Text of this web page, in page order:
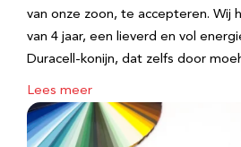
van onze zoon, te accepteren. Wij
van 4 jaar, een lieverd en vol
Duracell-konijn, dat zelfs door
Lees meer